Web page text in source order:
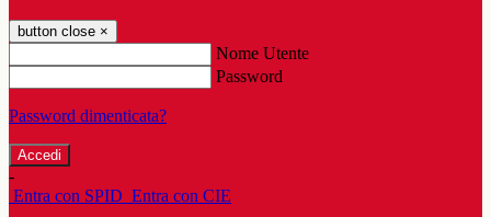
button close ×
Nome Utente
Password
Password dimenticata?
-
Entra con SPID Entra con CIE